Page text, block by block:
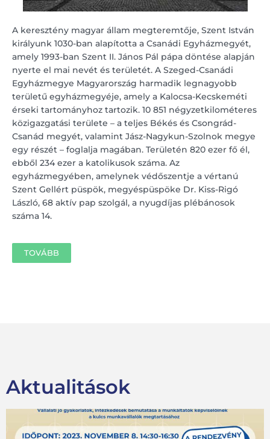
A keresztény magyar állam megteremtője, Szent István
királyunk 1030-ban alapította a Csanádi Egyházmegyét,
amely 1993-ban Szent II. János Pál pápa döntése alapján
nyerte el mai nevét és területét. A Szeged-Csanádi
Egyházmegye Magyarország harmadik legnagyobb
területű egyházmegyéje, amely a Kalocsa-Kecskeméti
érseki tartományhoz tartozik. 10 851 négyzetkilométeres
közigazgatási területe – a teljes Békés és Csongrád-
Csanád megyét, valamint Jász-Nagykun-Szolnok megye
egy részét – foglalja magában. Területén 820 ezer fő él,
ebből 234 ezer a katolikusok száma. Az
egyházmegyében, amelynek védőszentje a vértanú
Szent Gellért püspök, megyéspüspöke Dr. Kiss-Rigó
László, 68 aktív pap szolgál, a nyugdíjas plébánosok
száma 14.
TOVÁBB
Aktualitások